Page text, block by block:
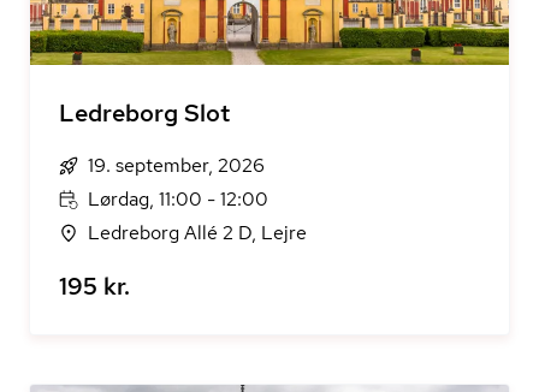
Ledreborg Slot
19. september, 2026
Lørdag, 11:00 - 12:00
Ledreborg Allé 2 D, Lejre
195 kr.